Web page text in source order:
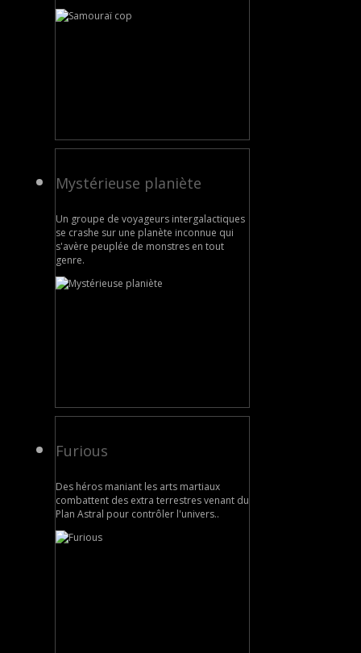
Mystérieuse planiète
Un groupe de voyageurs intergalactiques
se crashe sur une planète inconnue qui
s'avère peuplée de monstres en tout
genre.
Furious
Des héros maniant les arts martiaux
combattent des extra terrestres venant du
Plan Astral pour contrôler l'univers..